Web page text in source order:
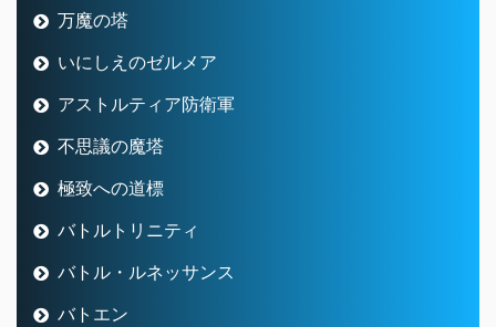
万魔の塔
いにしえのゼルメア
アストルティア防衛軍
不思議の魔塔
極致への道標
バトルトリニティ
バトル・ルネッサンス
バトエン